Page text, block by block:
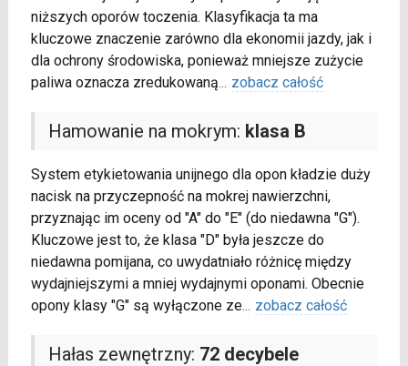
niższych oporów toczenia. Klasyfikacja ta ma
kluczowe znaczenie zarówno dla ekonomii jazdy, jak i
dla ochrony środowiska, ponieważ mniejsze zużycie
paliwa oznacza zredukowaną... zobacz całość
Hamowanie na mokrym: klasa B
System etykietowania unijnego dla opon kładzie duży
nacisk na przyczepność na mokrej nawierzchni,
przyznając im oceny od "A" do "E" (do niedawna "G").
Kluczowe jest to, że klasa "D" była jeszcze do
niedawna pomijana, co uwydatniało różnicę między
wydajniejszymi a mniej wydajnymi oponami. Obecnie
opony klasy "G" są wyłączone ze... zobacz całość
Hałas zewnętrzny: 72 decybele